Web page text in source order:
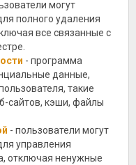
могут
полного удаления
все связанные с
- программа
данные,
такие
сайтов, кэши, файлы
- пользователи могут
управления
отключая ненужные